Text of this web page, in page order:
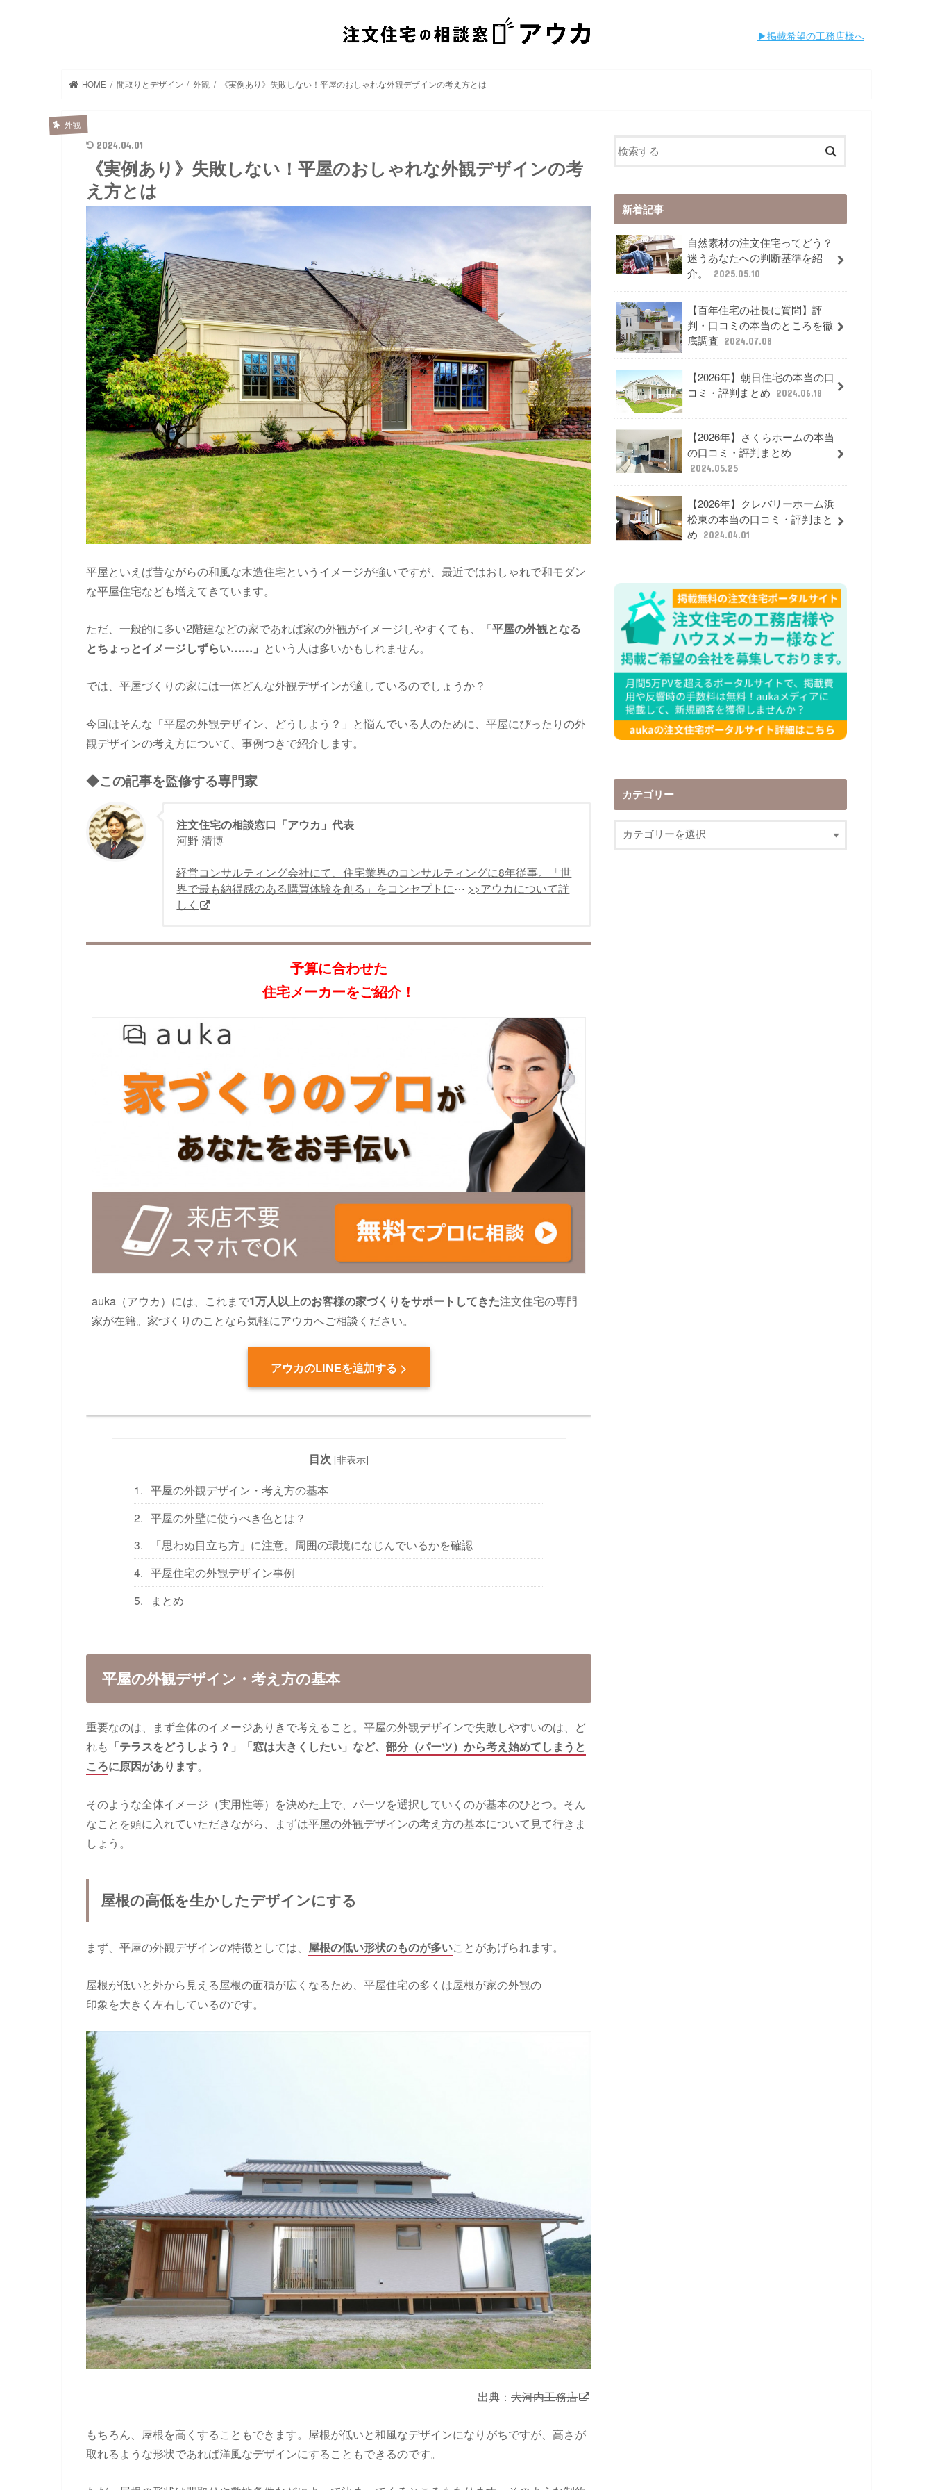
︎︎掲載希望の工務店様へ
HOME 間取りとデザイン 外観 《実例あり》失敗しない！平屋のおしゃれな外観デザインの考え方とは
外観
2024.04.01
《実例あり》失敗しない！平屋のおしゃれな外観デザインの考
え方とは
平屋といえば昔ながらの和風な木造住宅というイメージが強いですが、最近ではおしゃれで和モダン
な平屋住宅なども増えてきています。
ただ、一般的に多い2階建などの家であれば家の外観がイメージしやすくても、「平屋の外観となる
とちょっとイメージしずらい……」 という人は多いかもしれません。
では、平屋づくりの家には一体どんな外観デザインが適しているのでしょうか？
今回はそんな「平屋の外観デザイン、どうしよう？」と悩んでいる人のために、平屋にぴったりの外
観デザインの考え方について、事例つきで紹介します。
◆この記事を監修する専門家
注文住宅の相談窓口「アウカ」代表
河野 清博
経営コンサルティング会社にて、住宅業界のコンサルティングに8年従事。「世
界で最も納得感のある購買体験を創る」をコンセプトに⋯ >>アウカについて詳
しく
予算に合わせた
住宅メーカーをご紹介！
auka（アウカ）には、これまで1万人以上のお客様の家づくりをサポートしてきた注文住宅の専門
家が在籍。家づくりのことなら気軽にアウカへご相談ください。
アウカのLINEを追加する >
目次 [非表示]
1. 平屋の外観デザイン・考え方の基本
2. 平屋の外壁に使うべき色とは？
3.
「思わぬ目立ち方」に注意。周囲の環境になじんでいるかを確認
4. 平屋住宅の外観デザイン事例
5.
まとめ
平屋の外観デザイン・考え方の基本
重要なのは、まず全体のイメージありきで考えること。平屋の外観デザインで失敗しやすいのは、ど
れも 「テラスをどうしよう？」「窓は大きくしたい」など、 部分（パーツ）から考え始めてしまうと
ころに原因があります。
そのような全体イメージ（実用性等）を決めた上で、パーツを選択していくのが基本のひとつ。そん
なことを頭に入れていただきながら、まずは平屋の外観デザインの考え方の基本について見て行きま
しょう。
屋根の高低を生かしたデザインにする
まず、平屋の外観デザインの特徴としては、 屋根の低い形状のものが多いことがあげられます。
屋根が低いと外から見える屋根の面積が広くなるため、平屋住宅の多くは屋根が家の外観の
印象を大きく左右しているのです。
出典： 大河内工務店
もちろん、屋根を高くすることもできます。屋根が低いと和風なデザインになりがちですが、高さが
取れるような形状であれば洋風なデザインにすることもできるのです。
新着記事
自然素材の注文住宅ってどう？
迷うあなたへの判断基準を紹
介。
2025.05.10
【百年住宅の社長に質問】評
判・口コミの本当のところを徹
底調査
2024.07.08
【2026年】朝日住宅の本当の口
コミ・評判まとめ
2024.06.18
【2026年】さくらホームの本当
の口コミ・評判まとめ
2024.05.25
【2026年】クレバリーホーム浜
松東の本当の口コミ・評判まと
め
2024.04.01
カテゴリー